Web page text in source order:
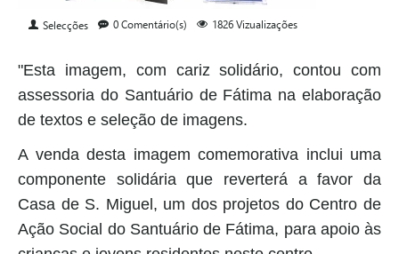
Selecções 0 Comentário(s) 1826 Vizualizações
"Esta imagem, com cariz solidário, contou com
assessoria do Santuário de Fátima na elaboração
de textos e seleção de imagens.
A venda desta imagem comemorativa inclui uma
componente solidária que reverterá a favor da
Casa de S. Miguel, um dos projetos do Centro de
Ação Social do Santuário de Fátima, para apoio às